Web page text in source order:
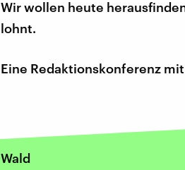
Wir wollen heute
lohnt.
Eine Redaktionskonferenz
Wald